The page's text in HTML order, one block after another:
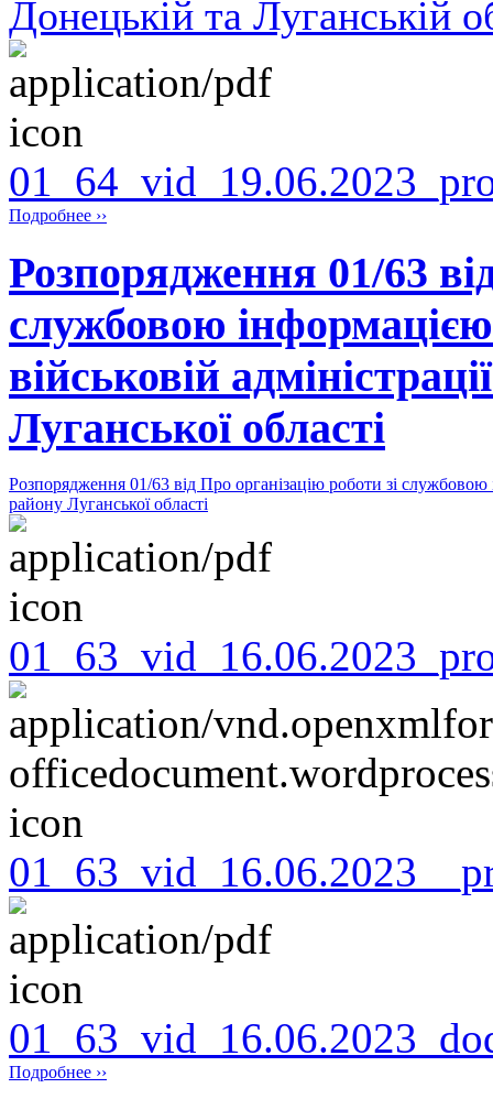
Донецькій та Луганській
Подробнее ››
Розпорядження 01/63
службовою
військовій
Луганської області
Розпорядження 01/63 від Про організацію роботи зі службовою
району Луганської області
Подробнее ››